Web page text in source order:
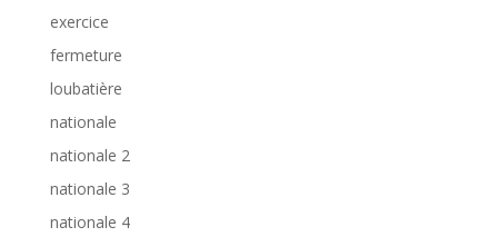
exercice
fermeture
loubatière
nationale
nationale 2
nationale 3
nationale 4